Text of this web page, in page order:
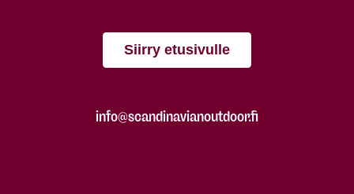
Siirry etusivulle
info@scandinavianoutdoor.fi